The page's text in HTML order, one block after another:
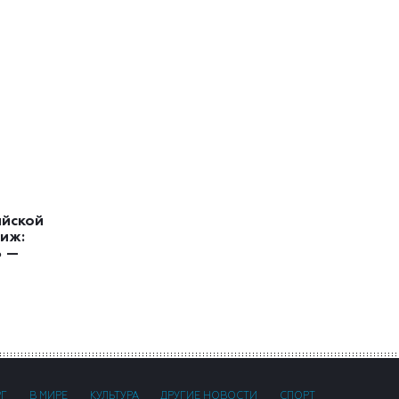
—
В МИРЕ КУЛЬТУРА ДРУГИЕ НОВОСТИ СПОРТ